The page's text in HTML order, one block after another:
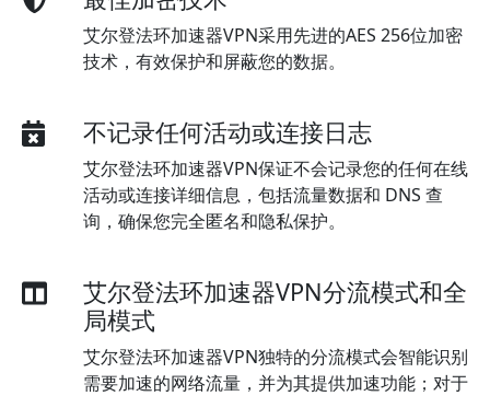
艾尔登法环加速器VPN采用先进的AES 256位加密
技术，有效保护和屏蔽您的数据。
不记录任何活动或连接日志
艾尔登法环加速器VPN保证不会记录您的任何在线
活动或连接详细信息，包括流量数据和 DNS 查
询，确保您完全匿名和隐私保护。
艾尔登法环加速器VPN分流模式和全
局模式
艾尔登法环加速器VPN独特的分流模式会智能识别
需要加速的网络流量，并为其提供加速功能；对于